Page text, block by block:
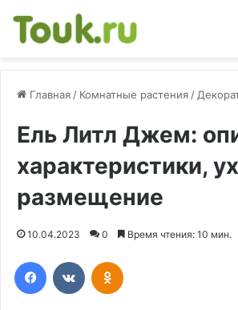
Главная / Комнатные растения /
Ель Литл Джем:
характеристики,
размещение
10.04.2023 0 Время чтения: 10 мин.